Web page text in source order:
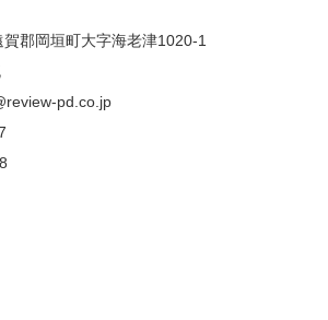
郡岡垣町大字海老津1020-1
pd.co.jp